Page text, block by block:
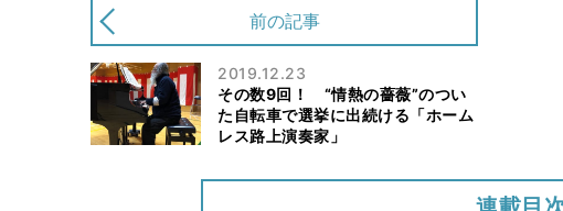
前の記事
2019.12.23
その数9回！ “情熱の薔薇”のつい
た自転車で選挙に出続ける「ホーム
レス路上演奏家」